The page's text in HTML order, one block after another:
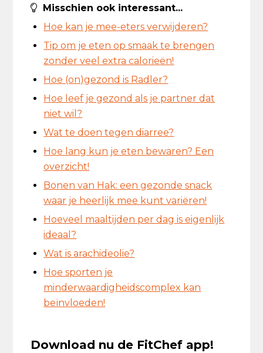
Misschien ook interessant...
Hoe kan je mee-eters verwijderen?
Tip om je eten op smaak te brengen
zonder veel extra calorieën!
Hoe (on)gezond is Radler?
Hoe leef je gezond als je partner dat
niet wil?
Wat te doen tegen diarree?
Hoe lang kun je eten bewaren? Een
overzicht!
Bonen van Hak: een gezonde snack
waar je heerlijk mee kunt variëren!
Hoeveel maaltijden per dag is eigenlijk
ideaal?
Wat is arachideolie?
Hoe sporten je
minderwaardigheidscomplex kan
beïnvloeden!
Download nu de FitChef app!